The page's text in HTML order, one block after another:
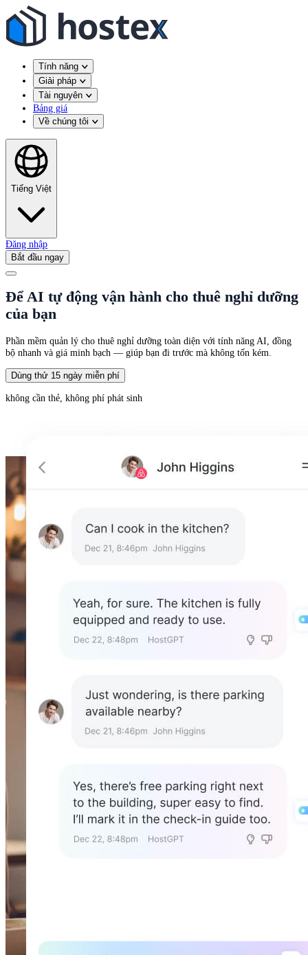
Tính năng
Giải pháp
Tài nguyên
Bảng giá
Về chúng tôi
Tiếng Việt
Đăng nhập
Bắt đầu ngay
Để AI tự động vận hành cho thuê nghỉ dưỡng
của bạn
Phần mềm quản lý cho thuê nghỉ dưỡng toàn diện với tính năng AI, đồng
bộ nhanh và giá minh bạch — giúp bạn đi trước mà không tốn kém.
Dùng thử 15 ngày miễn phí
không cần thẻ, không phí phát sinh